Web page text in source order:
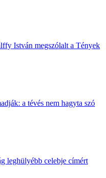
István megszólalt a Tények
a tévés nem hagyta szó
leghülyébb celebje címért